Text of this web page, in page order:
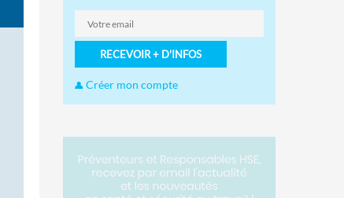
RECEVOIR + D'INFOS
Créer mon compte